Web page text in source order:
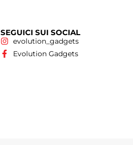
SEGUICI SUI SOCIAL
evolution_gadgets
Evolution Gadgets